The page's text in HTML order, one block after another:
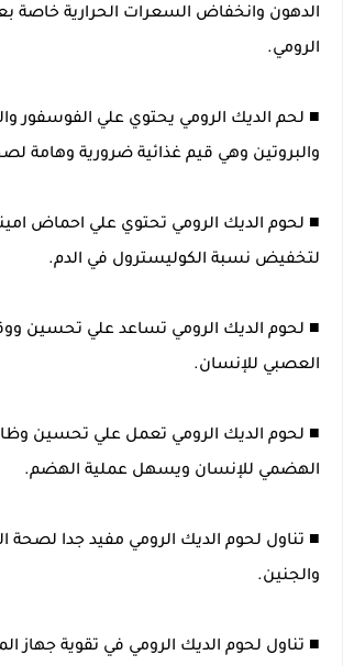
الدهون وانخفاض السعرات الحرارية خاصة
الرومي.
■ لحم الديك الرومي يحتوي علي الفوسفور
والبروتين وهي قيم غذائية ضرورية وهامة
■ لحوم الديك الرومي تحتوي علي احماض
لتخفيض نسبة الكوليسترول في الدم.
■ لحوم الديك الرومي تساعد علي تحسين
العصبي للإنسان.
■ لحوم الديك الرومي تعمل علي تحسين
الهضمي للإنسان ويسهل عملية الهضم.
■ تناول لحوم الديك الرومي مفيد جدا لصحة
والجنين.
■ تناول لحوم الديك الرومي في تقوية جهاز